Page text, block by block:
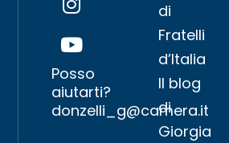
Posso
aiutarti?
donzelli_g@camera.it
di
Fratelli
d’Italia
Il blog
di
Giorgia